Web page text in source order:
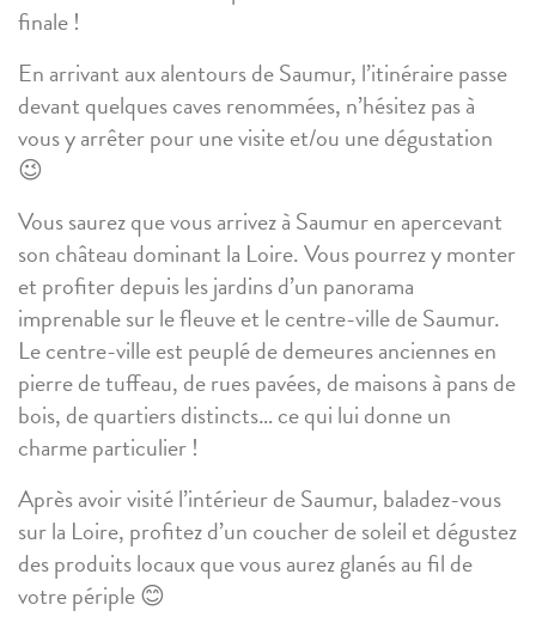
finale !
En arrivant aux alentours de Saumur, l’itinéraire passe
devant quelques caves renommées, n’hésitez pas à
vous y arrêter pour une visite et/ou une dégustation
😉
Vous saurez que vous arrivez à Saumur en apercevant
son château dominant la Loire. Vous pourrez y monter
et profiter depuis les jardins d’un panorama
imprenable sur le fleuve et le centre-ville de Saumur.
Le centre-ville est peuplé de demeures anciennes en
pierre de tuffeau, de rues pavées, de maisons à pans de
bois, de quartiers distincts… ce qui lui donne un
charme particulier !
Après avoir visité l’intérieur de Saumur, baladez-vous
sur la Loire, profitez d’un coucher de soleil et dégustez
des produits locaux que vous aurez glanés au fil de
votre périple😊